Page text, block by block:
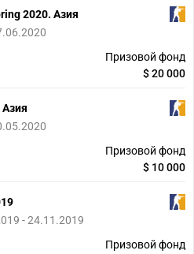
2020. Азия
Призовой фонд
$ 20 000
Азия
Призовой фонд
$ 10 000
- 24.11.2019
Призовой фонд